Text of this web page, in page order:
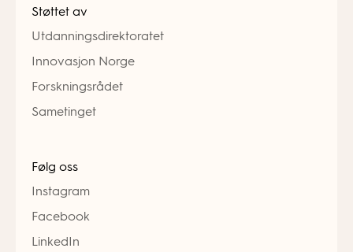
Støttet av
Utdanningsdirektoratet
Innovasjon Norge
Forskningsrådet
Sametinget
Følg oss
Instagram
Facebook
LinkedIn